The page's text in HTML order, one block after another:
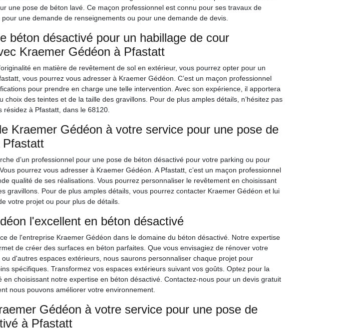
une pose de béton lavé. Ce maçon professionnel est connu pour ses travaux de
une demande de renseignements ou pour une demande de devis.
béton désactivé pour un habillage de cour
Kraemer Gédéon à Pfastatt
en matière de revêtement de sol en extérieur, vous pourrez opter pour un
vous pourrez vous adresser à Kraemer Gédéon. C’est un maçon professionnel
pour prendre en charge une telle intervention. Avec son expérience, il apportera
choix des teintes et de la taille des gravillons. Pour de plus amples détails, n’hésitez pas
résidez à Pfastatt, dans le 68120.
Kraemer Gédéon à votre service pour une pose de
Pfastatt
d’un professionnel pour une pose de béton désactivé pour votre parking ou pour
pourrez vous adresser à Kraemer Gédéon. A Pfastatt, c’est un maçon professionnel
qualité de ses réalisations. Vous pourrez personnaliser le revêtement en choisissant
gravillons. Pour de plus amples détails, vous pourrez contacter Kraemer Gédéon et lui
votre projet ou pour plus de détails.
l'excellent en béton désactivé
de l'entreprise Kraemer Gédéon dans le domaine du béton désactivé. Notre expertise
de créer des surfaces en béton parfaites. Que vous envisagiez de rénover votre
d'autres espaces extérieurs, nous saurons personnaliser chaque projet pour
spécifiques. Transformez vos espaces extérieurs suivant vos goûts. Optez pour la
en choisissant notre expertise en béton désactivé. Contactez-nous pour un devis gratuit
nous pouvons améliorer votre environnement.
Gédéon à votre service pour une pose de
à Pfastatt